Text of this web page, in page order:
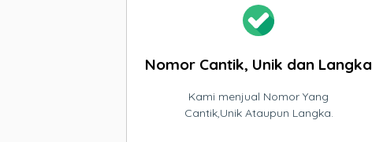
Nomor Cantik, Unik dan Langka
Kami menjual Nomor Yang
Cantik,Unik Ataupun Langka.